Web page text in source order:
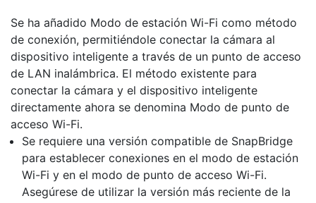
Se ha añadido Modo de estación Wi-Fi como método
de conexión, permitiéndole conectar la cámara al
dispositivo inteligente a través de un punto de acceso
de LAN inalámbrica. El método existente para
conectar la cámara y el dispositivo inteligente
directamente ahora se denomina Modo de punto de
acceso Wi-Fi.
Se requiere una versión compatible de SnapBridge
para establecer conexiones en el modo de estación
Wi-Fi y en el modo de punto de acceso Wi-Fi.
Asegúrese de utilizar la versión más reciente de la